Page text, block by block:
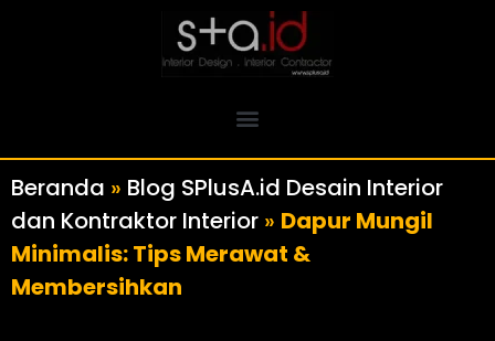
Beranda » Blog SPlusA.id Desain Interior
dan Kontraktor Interior » Dapur Mungil
Minimalis: Tips Merawat &
Membersihkan